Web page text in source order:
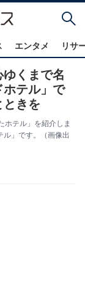
エンタメ リサ
ゆくまで名
ホテル」で
ときを
ホテル」を紹介しま
ル」です。（画像出